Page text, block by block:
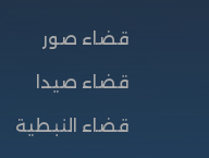
قضاء صور
قضاء صيدا
قضاء النبطية